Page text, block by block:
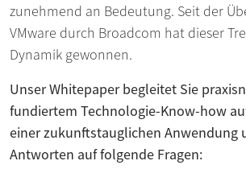
zunehmend an Bedeutung. Seit der
VMware durch Broadcom hat dieser
Dynamik gewonnen.
Unser Whitepaper begleitet Sie
fundiertem Technologie-Know-how
einer zukunftstauglichen Anwendung
Antworten auf folgende Fragen: